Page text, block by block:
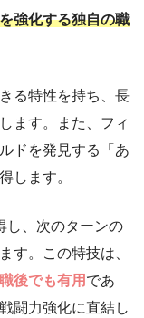
強化する独自の職
る特性を持ち、長
ます。また、フィ
ドを発見する「あ
します。
し、次のターンの
す。この特技は、
後でも有用 であ
闘力強化に直結し